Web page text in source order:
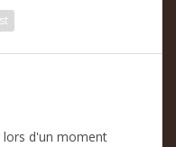
lors d'un moment